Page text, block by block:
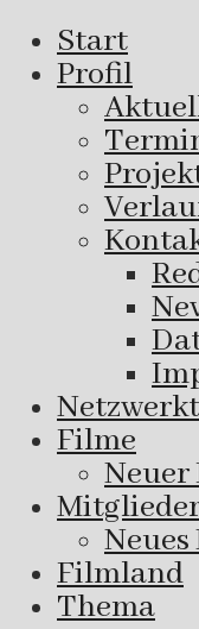
Start
Profil
Filme
Filmland
Thema